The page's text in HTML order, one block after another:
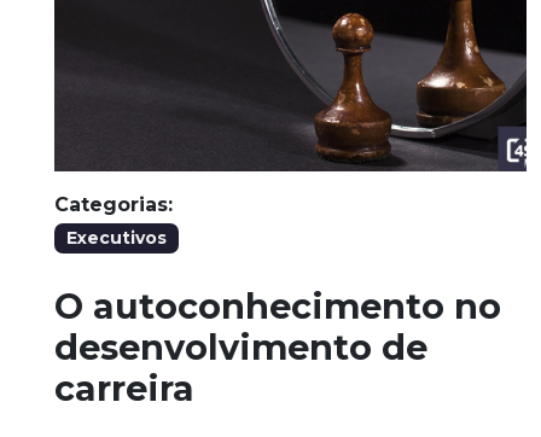
Categorias:
Executivos
O autoconhecimento no
desenvolvimento de
carreira